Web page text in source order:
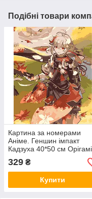
Подібні товари
Картина за номерами
Аніме. Геншин імпакт
Кадзуха 40*50 см Орігамі
LW 3260
329 ₴
Купити